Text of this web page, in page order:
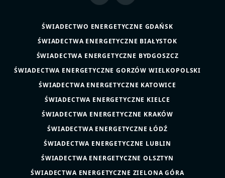
ŚWIADECTWO ENERGETYCZNE GDAŃSK
ŚWIADECTWA ENERGETYCZNE BIAŁYSTOK
ŚWIADECTWA ENERGETYCZNE BYDGOSZCZ
ŚWIADECTWA ENERGETYCZNE GORZÓW WIELKOPOLSKI
ŚWIADECTWA ENERGETYCZNE KATOWICE
ŚWIADECTWA ENERGETYCZNE KIELCE
ŚWIADECTWA ENERGETYCZNE KRAKÓW
ŚWIADECTWA ENERGETYCZNE ŁÓDŹ
ŚWIADECTWA ENERGETYCZNE LUBLIN
ŚWIADECTWA ENERGETYCZNE OLSZTYN
ŚWIADECTWA ENERGETYCZNE ZIELONA GÓRA